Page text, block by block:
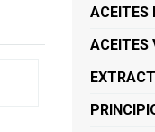
ACEITES
ACEITES